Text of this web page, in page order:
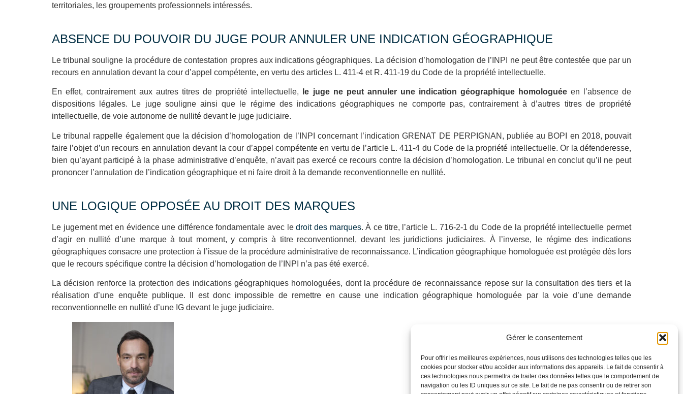
Gérer le consentement
Pour offrir les meilleures expériences, nous utilisons des technologies telles que les
cookies pour stocker et/ou accéder aux informations des appareils. Le fait de consentir à
ces technologies nous permettra de traiter des données telles que le comportement de
navigation ou les ID uniques sur ce site. Le fait de ne pas consentir ou de retirer son
territoriales, les groupements professionnels intéressés.
ABSENCE DU POUVOIR DU JUGE POUR ANNULER UNE INDICATION GÉOGRAPHIQUE
Le tribunal souligne la procédure de contestation propres aux indications géographiques. La décision d’homologation de l’INPI ne peut être contestée que par un
recours en annulation devant la cour d’appel compétente, en vertu des articles L. 411-4 et R. 411-19 du Code de la propriété intellectuelle.
En effet, contrairement aux autres titres de propriété intellectuelle, le juge ne peut annuler une indication géographique homologuéeen l’absence de
dispositions légales. Le juge souligne ainsi que le régime des indications géographiques ne comporte pas, contrairement à d’autres titres de propriété
intellectuelle, de voie autonome de nullité devant le juge judiciaire.
Le tribunal rappelle également que la décision d’homologation de l’INPI concernant l’indication GRENAT DE PERPIGNAN, publiée au BOPI en 2018, pouvait
faire l’objet d’un recours en annulation devant la cour d’appel compétente en vertu de l’article L. 411-4 du Code de la propriété intellectuelle. Or la défenderesse,
bien qu’ayant participé à la phase administrative d’enquête, n’avait pas exercé ce recours contre la décision d’homologation. Le tribunal en conclut qu’il ne peut
prononcer l’annulation de l’indication géographique et ni faire droit à la demande reconventionnelle en nullité.
UNE LOGIQUE OPPOSÉE AU DROIT DES MARQUES
Le jugement met en évidence une différence fondamentale avec ledroit des marques. À ce titre, l’article L. 716-2-1 du Code de la propriété intellectuelle permet
d’agir en nullité d’une marque à tout moment, y compris à titre reconventionnel, devant les juridictions judiciaires. À l’inverse, le régime des indications
géographiques consacre une protection à l’issue de la procédure administrative de reconnaissance. L’indication géographique homologuée est protégée dès lors
que le recours spécifique contre la décision d’homologation de l’INPI n’a pas été exercé.
La décision renforce la protection des indications géographiques homologuées, dont la procédure de reconnaissance repose sur la consultation des tiers et la
réalisation d’une enquête publique. Il est donc impossible de remettre en cause une indication géographique homologuée par la voie d’une demande
reconventionnelle en nullité d’une IG devant le juge judiciaire.